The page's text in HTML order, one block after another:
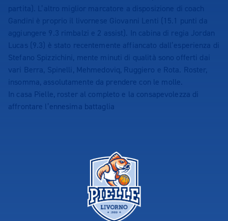
partita). L’altro miglior marcatore a disposizione di coach
Gandini è proprio il livornese Giovanni Lenti (15.1 punti da
aggiungere 9.3 rimbalzi e 2 assist). In cabina di regia Jordan
Lucas (9.3) è stato recentemente affiancato dall’esperienza di
Stefano Spizzichini, mente minuti di qualità sono offerti dai
vari Berra, Spinelli, Mehmedoviq, Ruggiero e Rota. Roster,
insomma, assolutamente da prendere con le molle.
In casa Pielle, roster al completo e la consapevolezza di
affrontare l’ennesima battaglia